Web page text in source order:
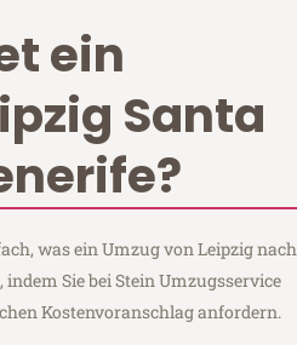
ein
Santa
was ein Umzug von Leipzig nach
Sie bei Stein Umzugsservice
Kostenvoranschlag anfordern.